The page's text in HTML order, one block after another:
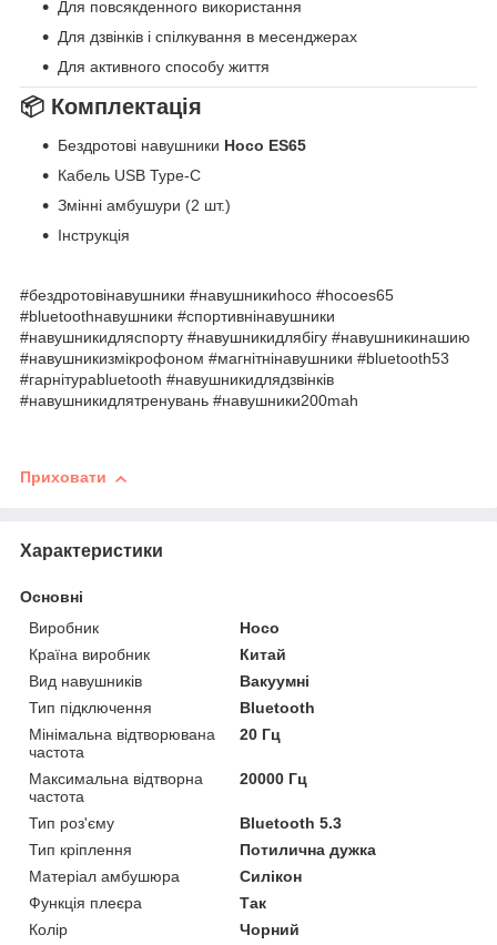
Для повсякденного використання
Для дзвінків і спілкування в месенджерах
Для активного способу життя
📦 Комплектація
Бездротові навушники Hoco ES65
Кабель USB Type-C
Змінні амбушури (2 шт.)
Інструкція
#бездротовінавушники #навушникиhoco #hocoes65
#bluetoothнавушники #спортивнінавушники
#навушникидляспорту #навушникидлябігу #навушникинашию
#навушникизмікрофоном #магнітнінавушники #bluetooth53
#гарнітураbluetooth #навушникидлядзвінків
#навушникидлятренувань #навушники200mah
Приховати
Характеристики
Основні
Виробник
Hoco
Країна виробник
Китай
Вид навушників
Вакуумні
Тип підключення
Bluetooth
Мінімальна відтворювана
частота
20 Гц
Максимальна відтворна
частота
20000 Гц
Тип роз'єму
Bluetooth 5.3
Тип кріплення
Потилична дужка
Матеріал амбушюра
Силікон
Функція плеєра
Так
Колір
Чорний